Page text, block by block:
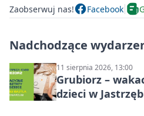
Zaobserwuj nas! Facebook
Nadchodzące
11 sierpnia 2026, 13:00
Grubiorz –
dzieci w